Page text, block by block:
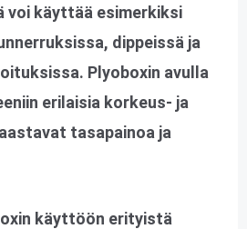
voi käyttää esimerkiksi
dippeissä ja
Plyoboxin avulla
erilaisia korkeus- ja
tasapainoa ja
käyttöön erityistä